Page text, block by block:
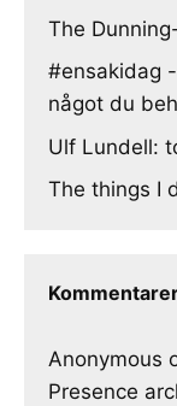
The
#ensakidag
något du
Ulf Lundell:
The things I
Anonymous
Presence